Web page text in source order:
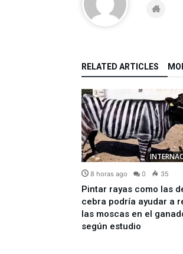
RELATED ARTICLES
8 horas ago 0 35
Pintar rayas como las
cebra podría ayudar a
las moscas en el
según estudio